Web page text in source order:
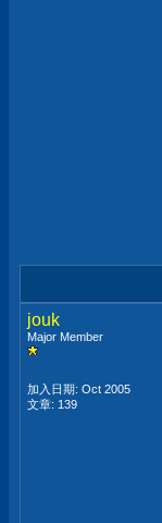
jouk
Major Member
加入日期: Oct 2005
文章: 139